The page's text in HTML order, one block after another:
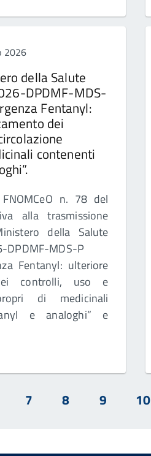
2026
della Salute
DPDMF-MDS-
Fentanyl:
dei
contenenti
n. 78 del
alla trasmissione
della Salute
MDS-P
Fentanyl: ulteriore
controlli, uso e
di medicinali
e analoghi” e
7 8 9 10